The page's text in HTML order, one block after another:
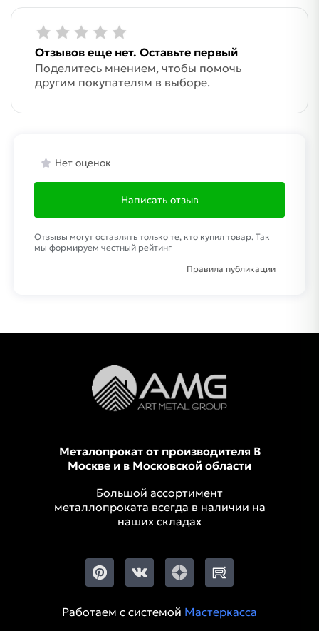
Отзывов еще нет. Оставьте первый
Поделитесь мнением, чтобы помочь
другим покупателям в выборе.
Нет оценок
Написать отзыв
Отзывы могут оставлять только те, кто купил товар. Так
мы формируем честный рейтинг
Правила публикации
Металопрокат от производителя В
Москве и в Московской области
Большой ассортимент
металлопроката всегда в наличии на
наших складах
Работаем с системой Мастеркасса